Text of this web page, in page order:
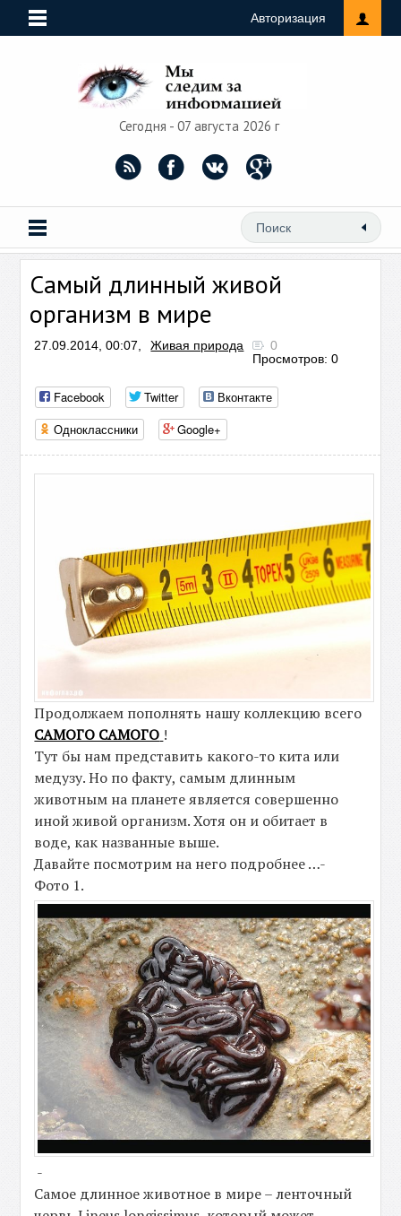
Авторизация
Сегодня - 07 августа 2026 г
Самый длинный живой
организм в мире
27.09.2014, 00:07, Живая природа
0
Просмотров: 0
Facebook Twitter
Вконтакте
Одноклассники
Google+
Продолжаем пополнять нашу коллекцию всего
САМОГО САМОГО !
Тут бы нам представить какого-то кита или
медузу. Но по факту, самым длинным
животным на планете является совершенно
иной живой организм. Хотя он и обитает в
воде, как названные выше.
Давайте посмотрим на него подробнее …-
Фото 1.
-
Самое длинное животное в мире – ленточный